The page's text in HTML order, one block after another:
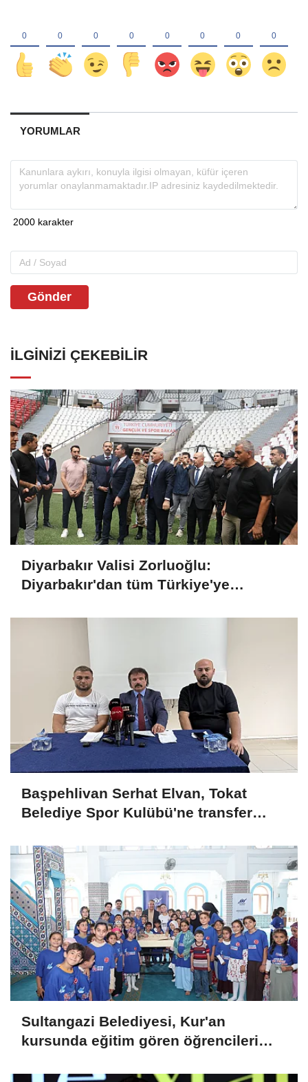
YORUMLAR
Gönder
İLGINIZI ÇEKEBILIR
Diyarbakır Valisi Zorluoğlu:
Diyarbakır'dan tüm Türkiye'ye
Başpehlivan Serhat Elvan, Tokat
Belediye Spor Kulübü'ne transfer
Sultangazi Belediyesi, Kur'an
kursunda eğitim gören öğrencileri